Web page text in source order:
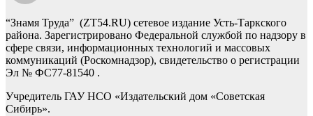
“Знамя Труда” (ZT54.RU) сетевое издание Усть-Таркского
района. Зарегистрировано Федеральной службой по надзору в
сфере связи, информационных технологий и массовых
коммуникаций (Роскомнадзор), свидетельство о регистрации
Эл № ФС77-81540 .
Учредитель ГАУ НСО «Издательский дом «Советская
Сибирь».